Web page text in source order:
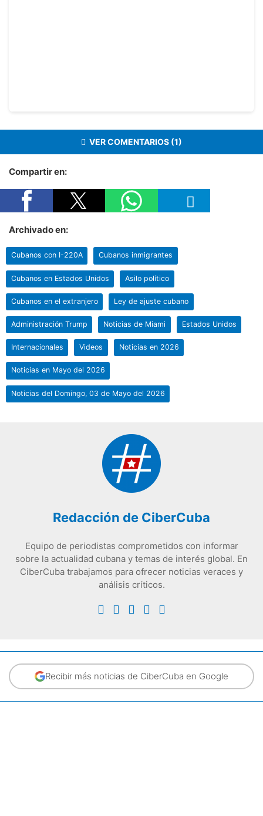
VER COMENTARIOS (1)
Compartir en:
Archivado en:
Cubanos con I-220A Cubanos inmigrantes
Cubanos en Estados Unidos Asilo político
Cubanos en el extranjero Ley de ajuste cubano
Administración Trump Noticias de Miami Estados Unidos
Internacionales Videos Noticias en 2026
Noticias en Mayo del 2026
Noticias del Domingo, 03 de Mayo del 2026
Redacción de CiberCuba
Equipo de periodistas comprometidos con informar
sobre la actualidad cubana y temas de interés global. En
CiberCuba trabajamos para ofrecer noticias veraces y
análisis críticos.
Recibir más noticias de CiberCuba en Google